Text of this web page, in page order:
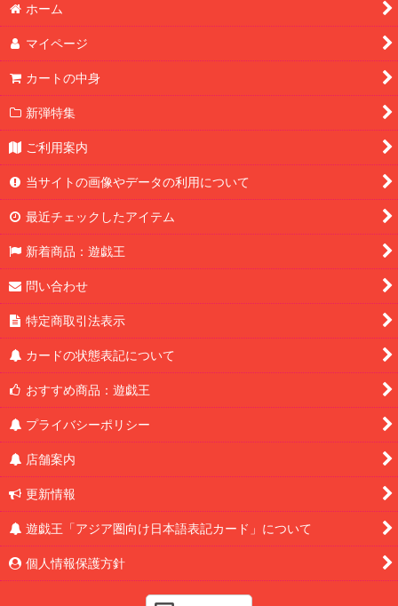
ホーム
マイページ
カートの中身
新弾特集
ご利用案内
当サイトの画像やデータの利用について
最近チェックしたアイテム
新着商品：遊戯王
問い合わせ
特定商取引法表示
カードの状態表記について
おすすめ商品：遊戯王
プライバシーポリシー
店舗案内
更新情報
遊戯王「アジア圏向け日本語表記カード」について
個人情報保護方針